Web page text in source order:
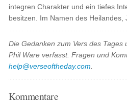
integren Charakter und ein tiefes
besitzen. Im Namen des Heilandes,
Die Gedanken zum Vers des Tages
Phil Ware verfasst. Fragen und
help@verseoftheday.com
Kommentare